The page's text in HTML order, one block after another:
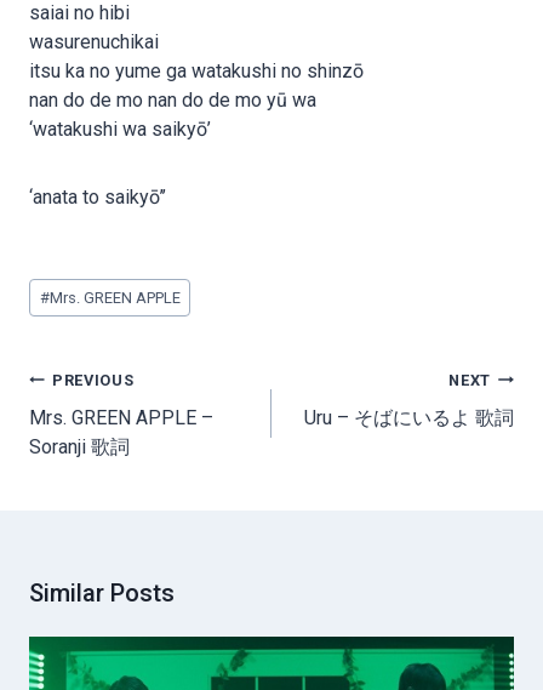
saiai no hibi
wasurenuchikai
itsu ka no yume ga watakushi no shinzō
nan do de mo nan do de mo yū wa
‘watakushi wa saikyō’
‘anata to saikyō’’
Post
Tags:
#Mrs. GREEN APPLE
Post
navigation
PREVIOUS
Mrs. GREEN APPLE –
Soranji 歌詞
NEXT
Uru – そばにいるよ 歌詞
Similar Posts